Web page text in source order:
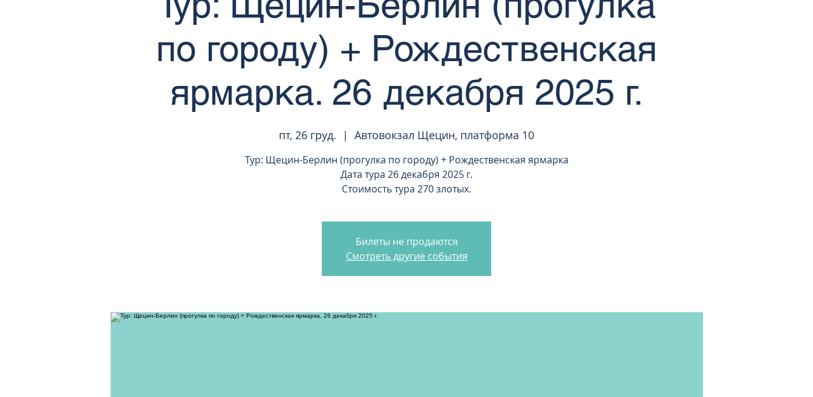
по городу) + Рождественская
ярмарка. 26 декабря 2025 г.
пт, 26 груд.
  |
Автовокзал Щецин, платформа 10
Тур: Щецин-Берлин (прогулка по городу) + Рождественская ярмарка
Дата тура 26 декабря 2025 г.
Стоимость тура 270 злотых.
Билеты не продаются
Смотреть другие события